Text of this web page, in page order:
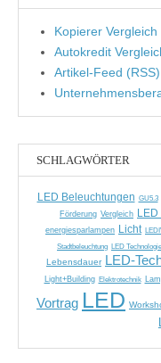
Kopierer Vergleich
Autokredit
Artikel-Feed (RSS)
SCHLAGWÖRTER
LED Beleuchtungen GU5.3
Förderung Vergleich LED
energiesparlampen Licht
Stadtbeleuchtung LED Technologie
Lebensdauer LED-
Light+Building Elektrotechnik
Vortrag LED